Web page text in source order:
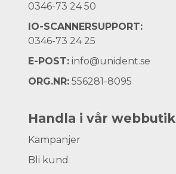
0346-73 24 50
IO-SCANNERSUPPORT:
0346-73 24 25
E-POST: info@unident.se
ORG.NR: 556281-8095
Handla i vår webbutik
Kampanjer
Bli kund